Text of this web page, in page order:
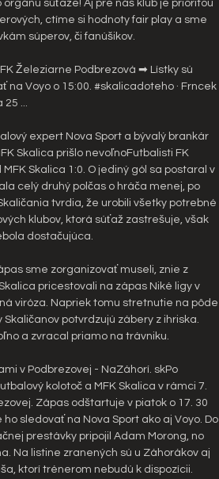
súťaže! Aj pre náš klub je prioritou
ctíme si hodnoty fair play a sme
súperov, či fanúšikov.
Železiarne Podbrezová ➡ Lístky sú
Voyo o 15:00. #skalicadoteho · Frncek
...
expert Nova Sport a bývalý brankár
Skalica prišlo nevoľnoFutbalisti FK
Skalica 1:0. O jediný gól sa postaral v
celý druhý polčas o hráča menej, po
tvrdia, že urobili všetky potrebné
klubov, ktorá súťaž zastrešuje, však
dostačujúca.
sme zorganizovať museli, znie z
pricestovali na zápas Niké ligy v
viróza. Napriek tomu stretnutie na pôde
potvrdzujú zábery z ihriska.
a zvracal priamo na trávniku.
v Podbrezovej - NaZáhorí. skPo
kolotoč a MFK Skalica v rámci 7.
Zápas odštartuje v piatok o 17. 30
sledovať na Nova Sport ako aj Voyo. Do
prestávky pripojil Adam Morong, no
Na listine zranených sú u Záhorákov aj
ktorí trénerom nebudú k dispozícii.